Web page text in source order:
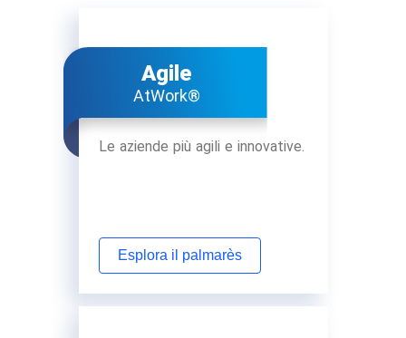
Agile
AtWork®
Le aziende più agili e innovative.
Esplora il palmarès